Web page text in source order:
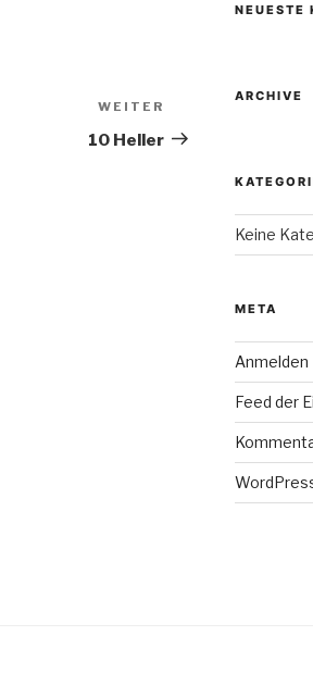
Beitrag
WEITER
10 Heller
NEUESTE
ARCHIVE
Keine
META
Anmelden
Feed der